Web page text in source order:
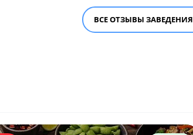
ВСЕ ОТЗЫВЫ ЗАВЕДЕНИЯ